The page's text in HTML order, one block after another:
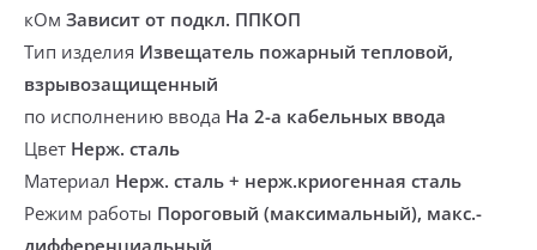
кОм Зависит от подкл. ППКОП
Тип изделия Извещатель пожарный тепловой,
взрывозащищенный
по исполнению ввода На 2-а кабельных ввода
Цвет Нерж. сталь
Материал Нерж. сталь + нерж.криогенная сталь
Режим работы Пороговый (максимальный), макс.-
дифференциальный